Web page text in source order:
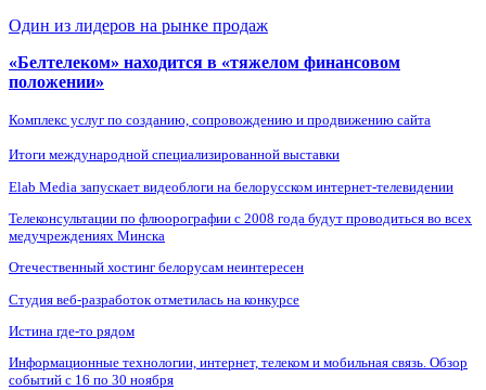
Один из лидеров на рынке продаж
«Белтелеком» находится в «тяжелом финансовом
положении»
Комплекс услуг по созданию, сопровождению и продвижению сайта
Итоги международной специализированной выставки
Elab Media запускает видеоблоги на белорусском интернет-телевидении
Телеконсультации по флюорографии с 2008 года будут проводиться во всех
медучреждениях Минска
Отечественный хостинг белорусам неинтересен
Студия веб-разработок отметилась на конкурсе
Истина где-то рядом
Информационные технологии, интернет, телеком и мобильная связь. Обзор
событий с 16 по 30 ноября